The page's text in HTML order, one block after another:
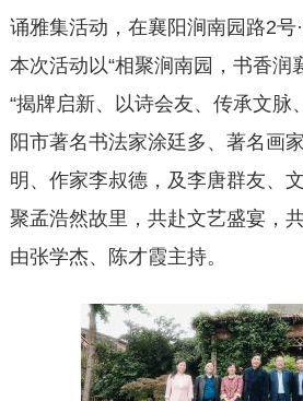
诵雅集活动，在襄阳涧南园路2号
本次活动以“相聚涧南园，书香润
“揭牌启新、以诗会友、传承文脉
阳市著名书法家涂廷多、著名画
明、作家李叔德，及李唐群友、
聚孟浩然故里，共赴文艺盛宴，
由张学杰、陈才霞主持。